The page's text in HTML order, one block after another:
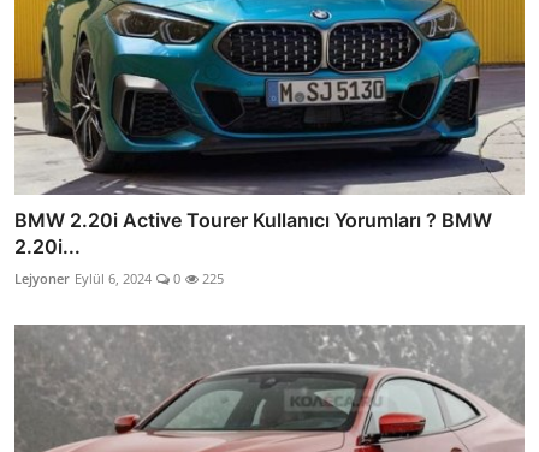
BMW 2.20i Active Tourer Kullanıcı Yorumları ? BMW
2.20i...
Lejyoner Eylül 6, 2024 0 225